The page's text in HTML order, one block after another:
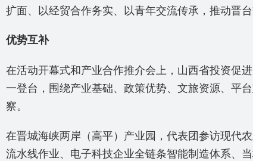
扩面、以经贸合作务实、以青年交流传承，推动晋台
优势互补
在活动开幕式和产业合作推介会上，山西省投资促
一登台，围绕产业基础、政策优势、文旅资源、平
察。
在晋城海峡两岸（高平）产业园，代表团参访现代
流水线作业、电子科技企业全链条智能制造体系、